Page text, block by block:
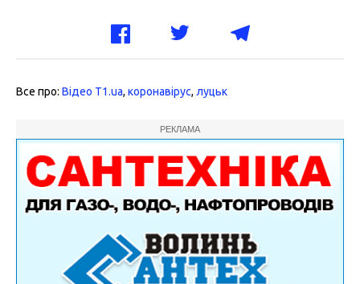
Все про: Відео T1.ua, коронавірус, луцьк
РЕКЛАМА